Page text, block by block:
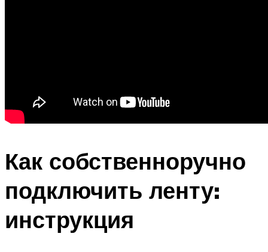
Как собственноручно
подключить ленту:
инструкция